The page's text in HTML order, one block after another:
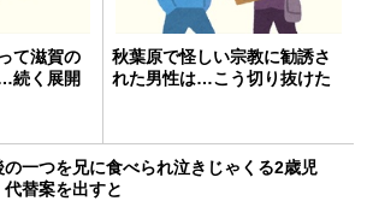
て滋賀の
続く展開
秋葉原で怪しい宗教に勧誘さ
れた男性は…こう切り抜けた
の一つを兄に食べられ泣きじゃくる2歳児
代替案を出すと